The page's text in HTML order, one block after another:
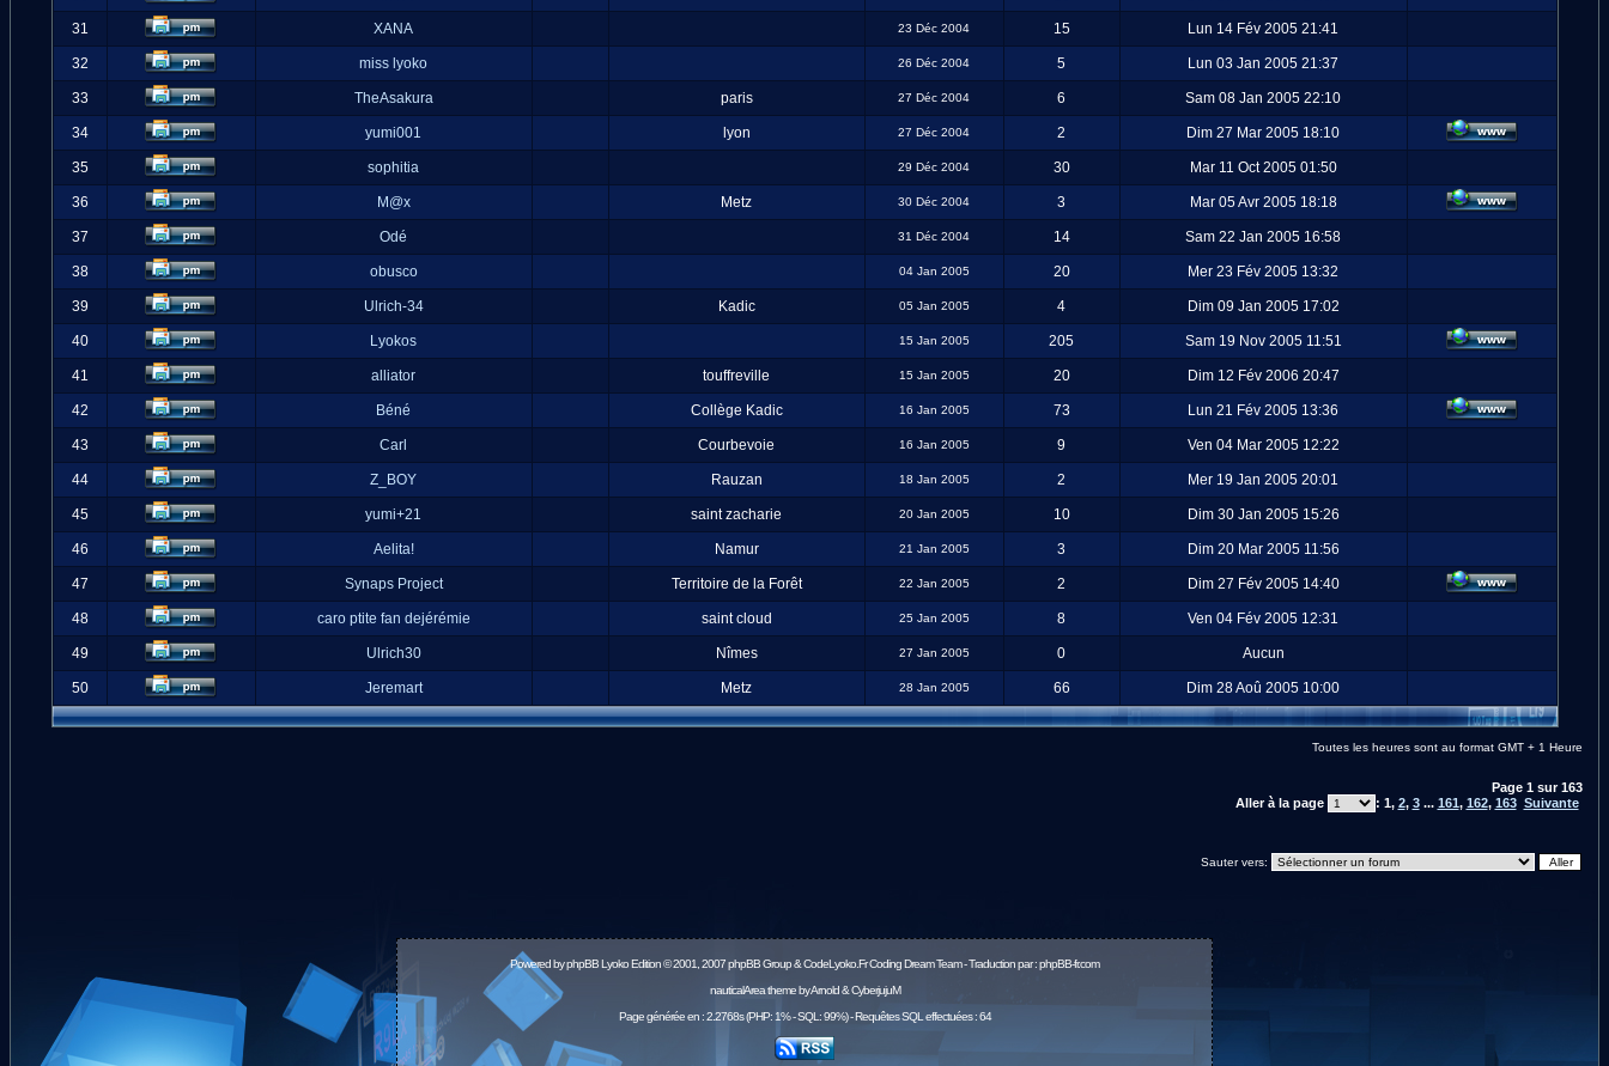
31 XANA 23 Déc 2004 15 Lun 14 Fév 2005 21:41
32 miss lyoko 26 Déc 2004 5 Lun 03 Jan 2005 21:37
33 TheAsakura paris 27 Déc 2004 6 Sam 08 Jan 2005 22:10
34 yumi001 lyon 27 Déc 2004 2 Dim 27 Mar 2005 18:10
35 sophitia 29 Déc 2004 30 Mar 11 Oct 2005 01:50
36 M@x Metz 30 Déc 2004 3 Mar 05 Avr 2005 18:18
37 Odé 31 Déc 2004 14 Sam 22 Jan 2005 16:58
38 obusco 04 Jan 2005 20 Mer 23 Fév 2005 13:32
39 Ulrich-34 Kadic 05 Jan 2005 4 Dim 09 Jan 2005 17:02
40 Lyokos 15 Jan 2005 205 Sam 19 Nov 2005 11:51
41 alliator touffreville 15 Jan 2005 20 Dim 12 Fév 2006 20:47
42 Béné Collège Kadic 16 Jan 2005 73 Lun 21 Fév 2005 13:36
43 Carl Courbevoie 16 Jan 2005 9 Ven 04 Mar 2005 12:22
44 Z_BOY Rauzan 18 Jan 2005 2 Mer 19 Jan 2005 20:01
45 yumi+21 saint zacharie 20 Jan 2005 10 Dim 30 Jan 2005 15:26
46 Aelita! Namur 21 Jan 2005 3 Dim 20 Mar 2005 11:56
47 Synaps Project Territoire de la Forêt 22 Jan 2005 2 Dim 27 Fév 2005 14:40
48 caro ptite fan dejérémie saint cloud 25 Jan 2005 8 Ven 04 Fév 2005 12:31
49 Ulrich30 Nîmes 27 Jan 2005 0 Aucun
50 Jeremart Metz 28 Jan 2005 66 Dim 28 Aoû 2005 10:00
Toutes les heures sont au format GMT + 1 Heure
Page 1sur163
Aller à la page
: 1, 2, 3... 161, 162, 163 Suivante
Sauter vers:
Powered byphpBBLyoko Edition © 2001, 2007 phpBB Group & CodeLyoko.Fr Coding Dream Team - Traduction par :phpBB-fr.com
nauticalArea theme by Arnold & CyberjujuM
Page générée en : 2.2768s (PHP: 1% - SQL: 99%) - Requêtes SQL effectuées : 64